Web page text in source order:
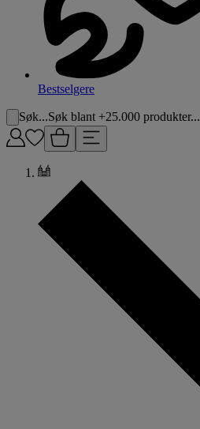
Bestselgere
Søk...Søk blant +25.000 produkter...